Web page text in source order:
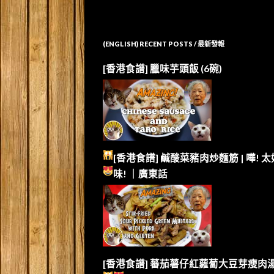
(ENGLISH) RECENT POSTS / 最新發報
[香港食譜] 臘味芋頭飯 (6碗)
[香港食譜] 鹹酸菜豬肉炒麵筋 | 嘩! 太
味!
｜廣東話
[香港食譜] 蕃茄薯仔紅蘿蔔大豆芽瘦肉